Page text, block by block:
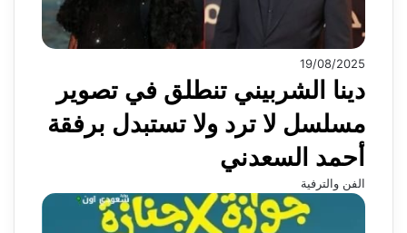
19/08/2025
دينا الشربيني تنطلق في تصوير
مسلسل لا ترد ولا تستبدل برفقة
أحمد السعدني
الفن والترفية